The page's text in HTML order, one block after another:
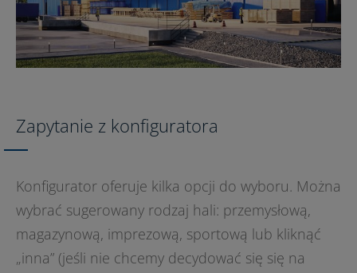
Zapytanie z konfiguratora
Konfigurator oferuje kilka opcji do wyboru. Można
wybrać sugerowany rodzaj hali: przemysłową,
magazynową, imprezową, sportową lub kliknąć
„inna” (jeśli nie chcemy decydować się się na